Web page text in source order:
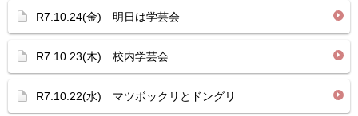
R7.10.24(金) 明日は学芸会
R7.10.23(木) 校内学芸会
R7.10.22(水) マツボックリとドングリ